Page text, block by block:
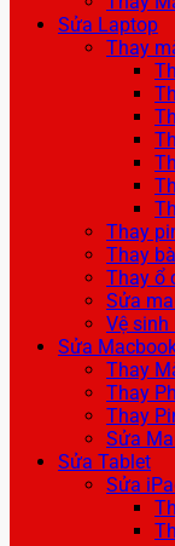
Sửa Laptop
Thay
Thay
Thay
Thay ổ
Sửa
Vệ
Sửa
Thay
Thay
Thay
Sửa
Sửa Tablet
Sửa